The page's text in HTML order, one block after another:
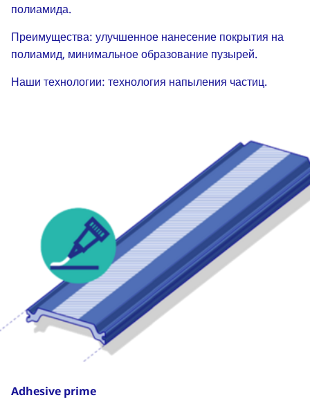
полиамида.
Преимущества: улучшенное нанесение покрытия на
полиамид, минимальное образование пузырей.
Наши технологии: технология напыления частиц.
Adhesive prime